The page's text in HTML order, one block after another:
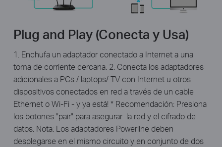
Plug and Play (Conecta y Usa)
1. Enchufa un adaptador conectado a Internet a una
toma de corriente cercana. 2. Conecta los adaptadores
adicionales a PCs / laptops/ TV con Internet u otros
dispositivos conectados en red a través de un cable
Ethernet o Wi-Fi - y ya está! * Recomendación: Presiona
los botones "pair" para asegurar la red y el cifrado de
datos. Nota: Los adaptadores Powerline deben
desplegarse en el mismo circuito y en conjunto de dos